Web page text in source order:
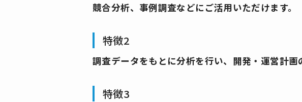
競合分析、事例調査などにご活用いただけます。
特徴2
調査データをもとに分析を行い、開発・運営計画
特徴3